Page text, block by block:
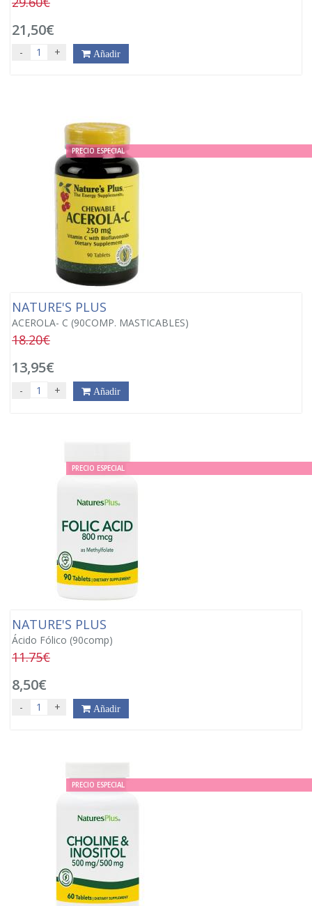
21,50€
- + Añadir
PRECIO ESPECIAL
NATURE'S PLUS
ACEROLA- C (90COMP. MASTICABLES)
18.20€
13,95€
- + Añadir
PRECIO ESPECIAL
NATURE'S PLUS
Ácido Fólico (90comp)
11.75€
8,50€
- + Añadir
PRECIO ESPECIAL